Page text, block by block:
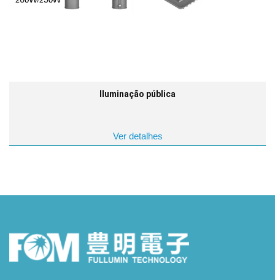
Iluminação pública
Ver detalhes